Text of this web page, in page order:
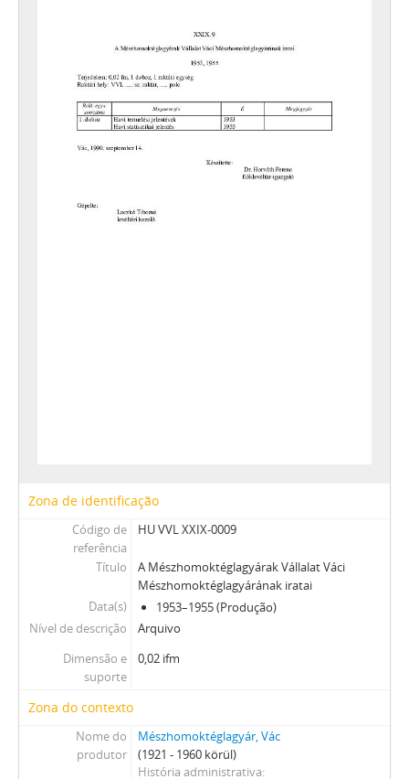
[Arquivo] 0023 - A Pest Megyei Mosoda Vállalat, Vác iratai, 1954–1956
[Arquivo] 0024 - A Váci Ingatlankezelő Vállalat iratai, 1952–1954
[Arquivo] 0025 - A Váci Kommunális Kft. (Váci Kommunális Költségvetési Üzem) iratai, 1969–2000
[Arquivo] 0026 - A Váci Temetkezési Vállalat iratai, 1953
[Arquivo] 0027 - A Váci Vegyesipari Javító és Szolgáltató Vállalat (korábban Váci Vegyesipari Termelő és Szolgáltató Vállalat) iratai, 1957–1964
[Arquivo] 0028 - A GE Lihting Tungsram Rt. Váci Fényforrásgyárának (1974-ig TV-Képcső és Alkatrészgyár, 1985-ig EIVRT Váci Fényforrás- és Alkatrészgyár, 1989-ig Tungsram Rt. Fényforrásgyára) iratai, 1955–2010
[Arquivo] 0051 - A Észak-Dunántúli Áramszolgáltató Vállalat (ÉDÁSZ) Esztergomi Igazgatósága Váci Üzemvezetőségének iratai, 1960–1988
[Arquivo] 0071 - Erdei Termék Vállakozás Rt. (korábban Erdei Termékeket Feldolgozó és Értékesítő Vállalat Váci Üdítőital Üzemének) iratai, 1975–1994
[Arquivo] 0201 - A Vác és Környéke Élelmiszer Kiskereskedelmi Vállalat (1960-ig Vác és Környéke Népbolt Vállalat) iratai, 1952–1995
[Arquivo] 3001 - Csődeljárás alá vont gazdálkodó szervezetek iratainak levéltári gyűjteménye, 1989–2010
XXX - SZÖVETKEZETEK, 1949–2015
XXXVII - MEGYEI JOGÚ VÁROSI, VÁROSI ÉS KÖZSÉGI ÖNKORMÁNYZATOK, 1989–2014
Zona de identificação
Código de
referência
HU VVL XXIX-0009
Título
A Mészhomoktéglagyárak Vállalat Váci
Mészhomoktéglagyárának iratai
Data(s)
1953–1955 (Produção)
Nível de descrição
Arquivo
Dimensão e
suporte
0,02 ifm
Zona do contexto
Nome do
produtor
Mészhomoktéglagyár, Vác
(1921 - 1960 körül)
História administrativa